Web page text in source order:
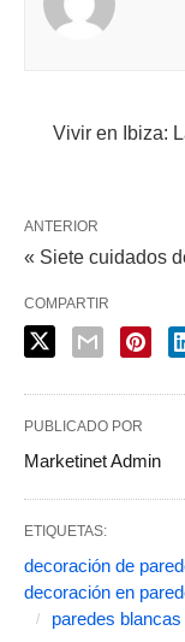
Vivir en Ibiza:
ANTERIOR
« Siete cuidados
COMPARTIR
PUBLICADO POR
Marketinet Admin
ETIQUETAS:
decoración de
decoración en
paredes blancas